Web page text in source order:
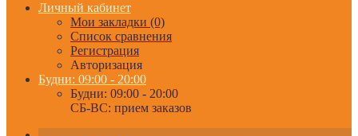
Личный кабинет
Мои закладки (0)
Список сравнения
Регистрация
Авторизация
Будни: 09:00 - 20:00
Будни: 09:00 - 20:00
СБ-ВС: прием заказов